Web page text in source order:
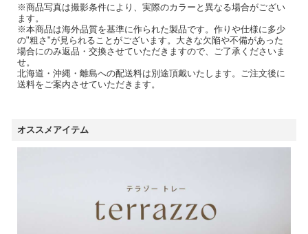
※商品写真は撮影条件により、実際のカラーと異なる場合がござい
ます。
※本商品は海外品質を基準に作られた製品です。作りや仕様に多少
の"粗さ"が見られることがございます。大きな欠陥や不備があった
場合にのみ返品・交換させていただきますので、ご了承くださいま
せ。
北海道・沖縄・離島への配送料は別途頂戴いたします。ご注文後に
送料をご案内させていただきます。
オススメアイテム